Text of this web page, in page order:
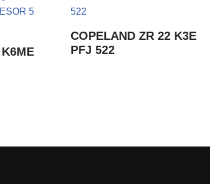
COPELAND ZR 22 K3E
PFJ 522